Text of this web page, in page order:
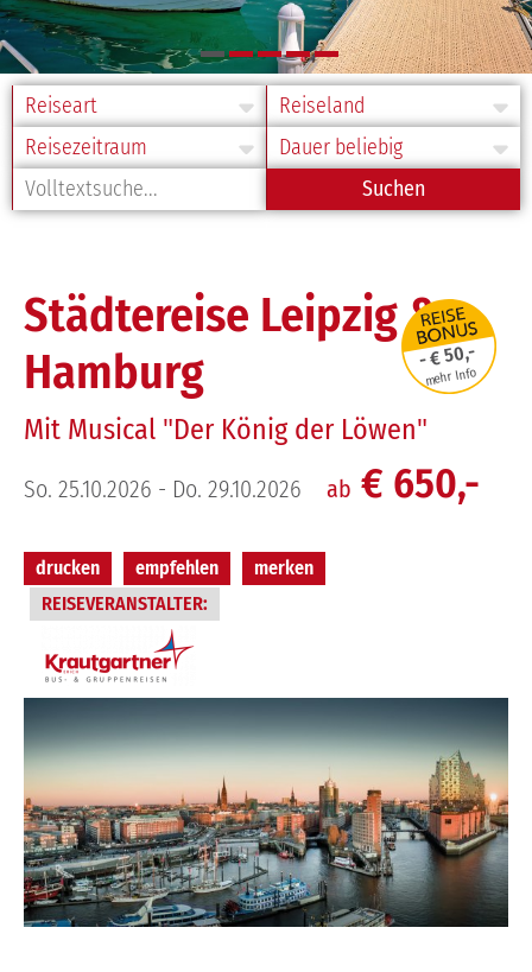
Service
Bus buchen
Gruppenreise
Unsere Reisen
Über uns
Geschichte
Fuhrpark
JOBS
Reiseart
Reiseland
Reisezeitraum
Reisedauer
Volltextsuche
- € 50,-
mehr Info
Städtereise Leipzig &
Hamburg
Mit Musical "Der König der Löwen"
So. 25.10.2026 - Do. 29.10.2026 ab € 650,-
drucken empfehlen
merken
REISEVERANSTALTER: